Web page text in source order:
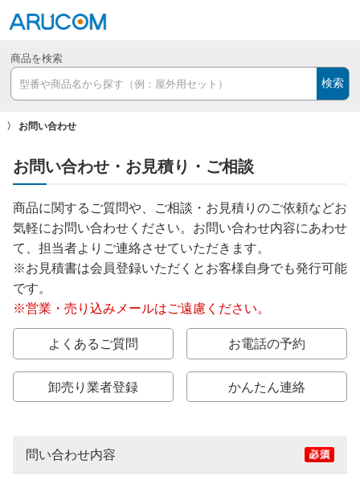
商品を検索
検索
お問い合わせ
お問い合わせ・お見積り・ご相談
商品に関するご質問や、ご相談・お見積りのご依頼などお
気軽にお問い合わせください。お問い合わせ内容にあわせ
て、担当者よりご連絡させていただきます。
※お見積書は会員登録いただくとお客様自身でも発行可能
です。
※営業・売り込みメールはご遠慮ください。
よくあるご質問 お電話の予約
卸売り業者登録 かんたん連絡
問い合わせ内容